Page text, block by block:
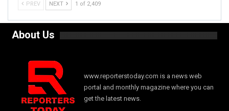
PREV NEXT 1 of 2,409
About Us
www.reporterstoday.com is a news web
portal and monthly magazine where you can
get the latest news.